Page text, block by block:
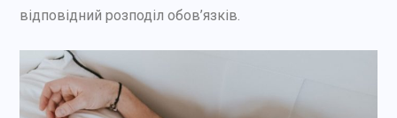
відповідний розподіл обов’язків.